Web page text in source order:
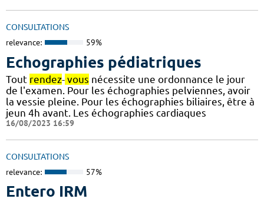
CONSULTATIONS
relevance: 59%
Echographies pédiatriques
Tout rendez- vous nécessite une ordonnance le jour
de l'examen. Pour les échographies pelviennes, avoir
la vessie pleine. Pour les échographies biliaires, être à
jeun 4h avant. Les échographies cardiaques
16/08/2023 16:59
CONSULTATIONS
relevance: 57%
Entero IRM